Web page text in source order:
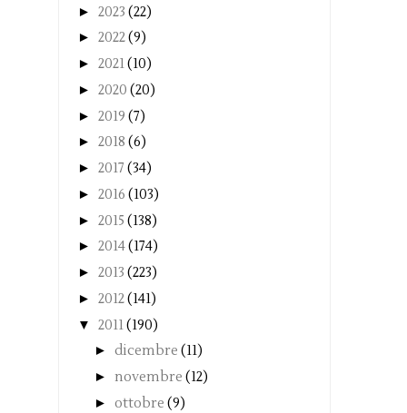
► 2023 (22)
► 2022(9)
► 2021(10)
► 2020 (20)
► 2019 (7)
► 2018 (6)
► 2017 (34)
► 2016 (103)
► 2015 (138)
► 2014(174)
► 2013 (223)
► 2012(141)
▼ 2011(190)
► dicembre (11)
► novembre (12)
► ottobre (9)